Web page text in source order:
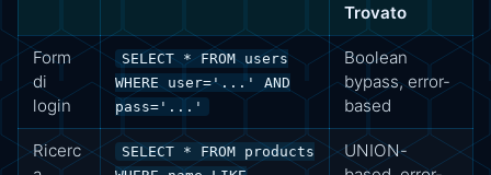
Trovato
Form
di
login
SELECT * FROM users
WHERE user='...' AND
pass='...'
Boolean
bypass, error-
based
Ricerc
SELECT * FROM products
UNION-